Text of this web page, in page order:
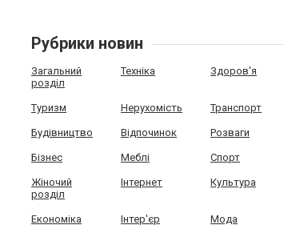
Рубрики новин
Загальний
розділ
Техніка Здоров'я
Туризм Нерухомість Транспорт
Будівництво Відпочинок Розваги
Бізнес Меблі Спорт
Жіночий
розділ
Інтернет Культура
Економіка Інтер'єр Мода